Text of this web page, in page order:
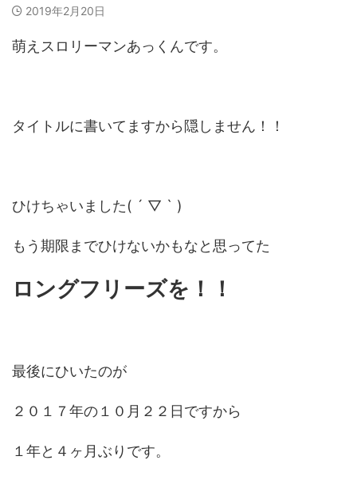
2019年2月20日
萌えスロリーマンあっくんです。
タイトルに書いてますから隠しません！！
ひけちゃいました( ´ ▽ ` )
もう期限までひけないかもなと思ってた
ロングフリーズを！！
最後にひいたのが
２０１７年の１０月２２日ですから
１年と４ヶ月ぶりです。